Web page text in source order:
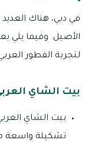
في دبي، هناك
الأصيل. وفيما يلي
لتجربة الفطور
بيت الشاي
بيت الشاي
تشكيلة واسعة